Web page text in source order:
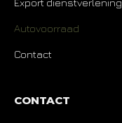
Export dienstverlening
Autovoorraad
Contact
CONTACT